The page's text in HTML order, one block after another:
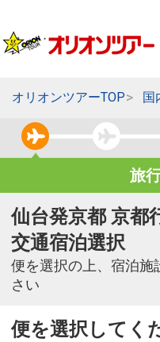
オリオンツアーTOP 国
旅
仙台発京都 京都
交通宿泊選択
便を選択の上、宿泊施
さい
便を選択してく